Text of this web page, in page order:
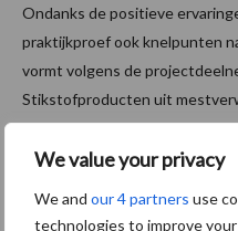
We value your privacy
We and our 4 partners use
technologies to improve
Ondanks de positieve
praktijkproef ook knelpunten
vormt volgens de
Stikstofproducten uit
aangemerkt als dierlijke mest.
van kunstmest niet altijd
Daarnaast speelden